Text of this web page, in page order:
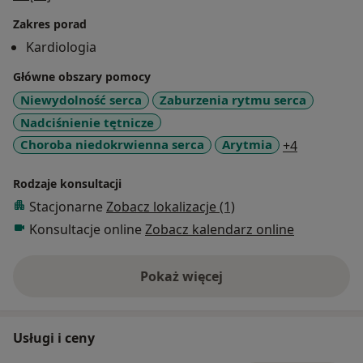
W codziennej praktyce zajmuje się diagnostyką i
leczeniem: nadciśnienia tętniczego, zaburzeń rytmu
serca, niewydolności serca, choroby wieńcowej,
kardiomiopatii.
Swoją wiedzę ciągle poszerzam na docelowych
kursach oraz szkoleniach (Polska Szkoła
Echokardiografii, Europejska Asocjacji Obrazowania
Zakres porad
Kardiologia
Główne obszary pomocy
Niewydolność serca
Zaburzenia rytmu serca
Nadciśnienie tętnicze
Choroba niedokrwienna serca
Arytmia +4
Rodzaje konsultacji
Stacjonarne Zobacz lokalizacje (1)
Konsultacje online Zobacz kalendarz online
Pokaż więcejo doświadczeniu
Usługi i ceny